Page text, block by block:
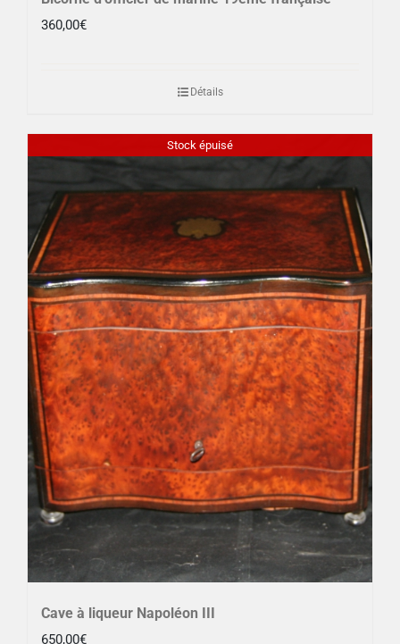
360,00€
Détails
Stock épuisé
Cave à liqueur Napoléon III
650,00€